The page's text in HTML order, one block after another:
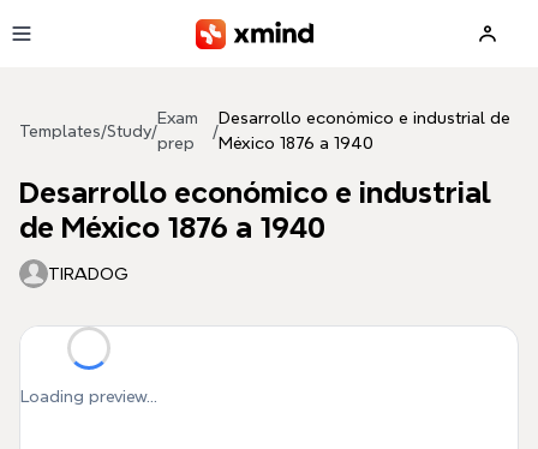
Templates/Study/
Exam
prep
/
Desarrollo económico e industrial de
México 1876 a 1940
Desarrollo económico e industrial
de México 1876 a 1940
TIRADOG
Loading preview...